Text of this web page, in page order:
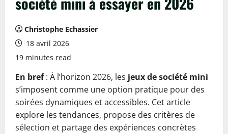
Christophe Echassier
18 avril 2026
19 minutes read
En bref: À l’horizon 2026, les jeux de société mini
s’imposent comme une option pratique pour des
soirées dynamiques et accessibles. Cet article
explore les tendances, propose des critères de
sélection et partage des expériences concrètes